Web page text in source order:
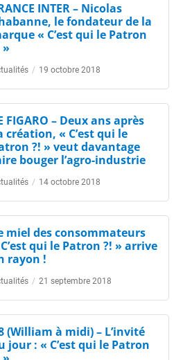
INTER – Nicolas
le fondateur de la
« C’est qui le Patron
»
/ 19 octobre 2018
FIGARO – Deux ans après
création, « C’est qui le
?! » veut davantage
bouger l’agro-industrie
/ 14 octobre 2018
miel des consommateurs
qui le Patron ?! » arrive
rayon !
/ 21 septembre 2018
(William à midi) – L’invité
jour : « C’est qui le Patron